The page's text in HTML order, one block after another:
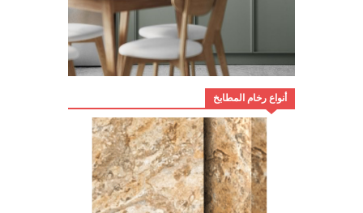
أنواع رخام المطابخ